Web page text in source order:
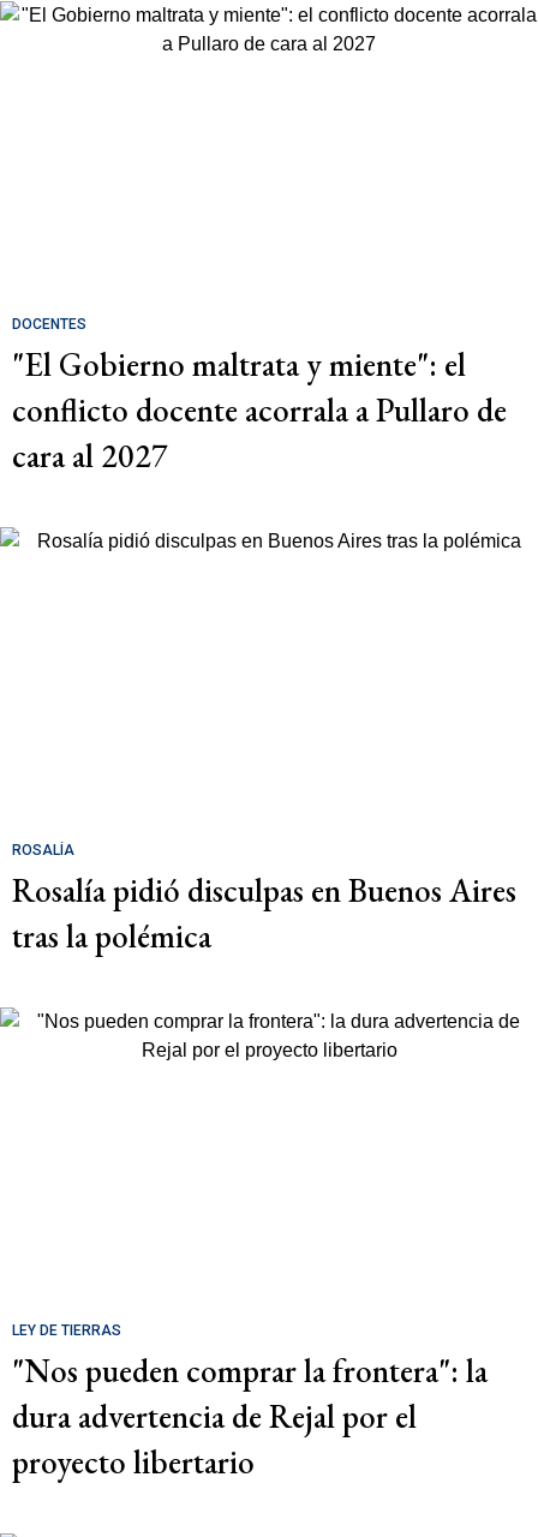
DOCENTES
"El Gobierno maltrata y miente": el
conflicto docente acorrala a Pullaro de
cara al 2027
ROSALÍA
Rosalía pidió disculpas en Buenos Aires
tras la polémica
LEY DE TIERRAS
"Nos pueden comprar la frontera": la
dura advertencia de Rejal por el
proyecto libertario